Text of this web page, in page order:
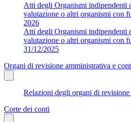
Atti degli Organismi indipendenti
valutazione o altri organismi con
2026
Atti degli Organismi indipendenti
valutazione o altri organismi con
31/12/2025
Organi di revisione amministrativa e
Relazioni degli organi di
Corte dei conti